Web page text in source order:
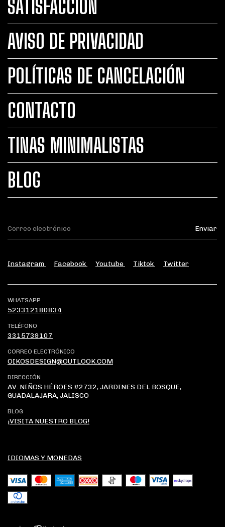
SATISFACCIÓN
AVISO DE PRIVACIDAD
POLÍTICAS DE CANCELACIÓN
CONTACTO
TINAS MINIMALISTAS
BLOG
Instagram Facebook Youtube Tiktok Twitter
WHATSAPP
523312180834
TELÉFONO
3315739107
CORREO ELECTRÓNICO
OIKOSDESIGN@OUTLOOK.COM
DIRECCIÓN
AV. NIÑOS HÉROES #2732, JARDINES DEL BOSQUE,
GUADALAJARA, JALISCO
BLOG
¡VISITA NUESTRO BLOG!
IDIOMAS Y MONEDAS